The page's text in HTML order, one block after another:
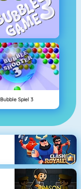
Bubble Spiel 3